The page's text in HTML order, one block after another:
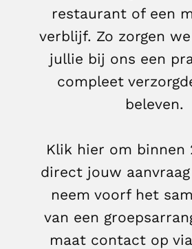
restaurant of een
verblijf. Zo zorgen
jullie bij ons een
compleet
beleven.
Klik hier om binnen
direct jouw
neem voorf het
van een
maat contact op via